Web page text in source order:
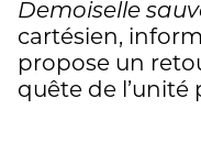
Demoiselle
cartésien,
propose un
quête de l’unité